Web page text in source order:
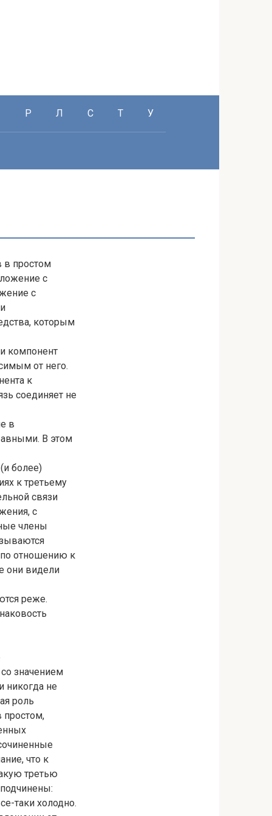
Р Л С Т У
в простом
с
с
которым
компонент
от него.
к
соединяет не
в
В этом
более)
к третьему
связи
с
члены
отношению к
они видели
реже.
значением
никогда не
роль
простом,
что к
третью
таки холодно.